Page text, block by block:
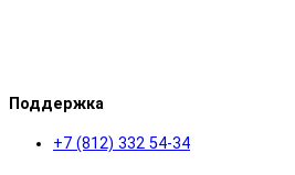
Поддержка
+7 (812) 332 54-34